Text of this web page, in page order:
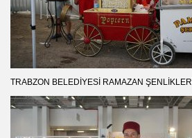
TRABZON BELEDIYESI RAMAZAN ŞENLIKLERI